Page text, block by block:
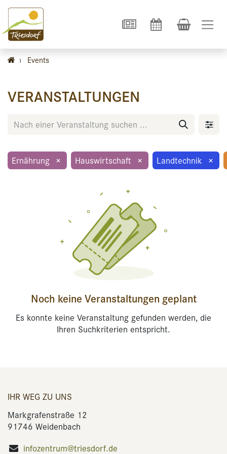
› Events
VERANSTALTUNGEN
Ernährung × Hauswirtschaft × Landtechnik ×
Noch keine Veranstaltungen geplant
Es konnte keine Veranstaltung gefunden werden, die
Ihren Suchkriterien entspricht.
IHR WEG ZU UNS
Markgrafenstraße 12
91746 Weidenbach
infozentrum@triesdorf.de